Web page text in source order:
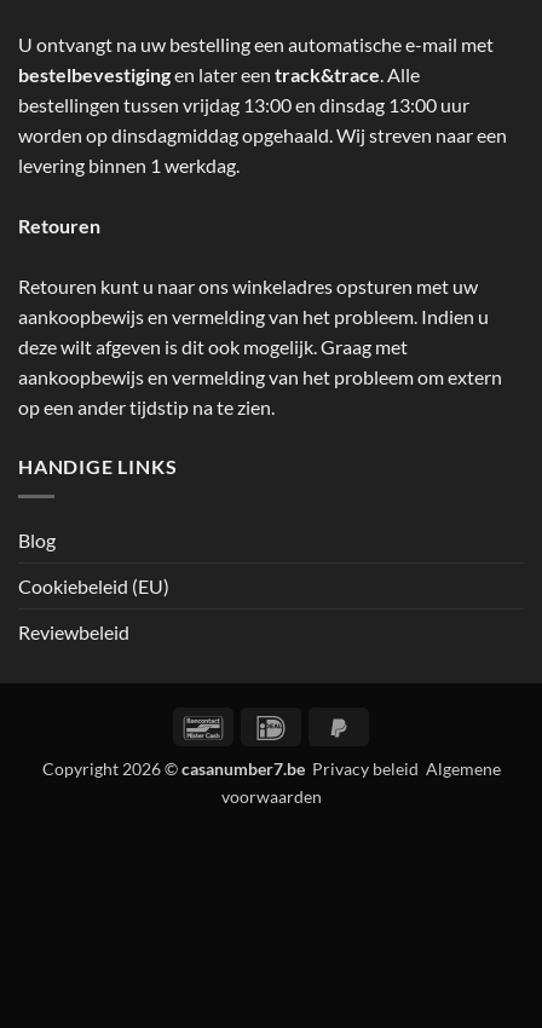
U ontvangt na uw bestelling een automatische e-mail met
bestelbevestigingen later een track&trace. Alle
bestellingen tussen vrijdag 13:00 en dinsdag 13:00 uur
worden op dinsdagmiddag opgehaald. Wij streven naar een
levering binnen 1 werkdag.
Retouren
Retouren kunt u naar ons winkeladres opsturen met uw
aankoopbewijs en vermelding van het probleem. Indien u
deze wilt afgeven is dit ook mogelijk. Graag met
aankoopbewijs en vermelding van het probleem om extern
op een ander tijdstip na te zien.
HANDIGE LINKS
Blog
Cookiebeleid (EU)
Reviewbeleid
BancontactIDeal
Copyright 2026 ©casanumber7.be Privacy beleid Algemene
voorwaarden